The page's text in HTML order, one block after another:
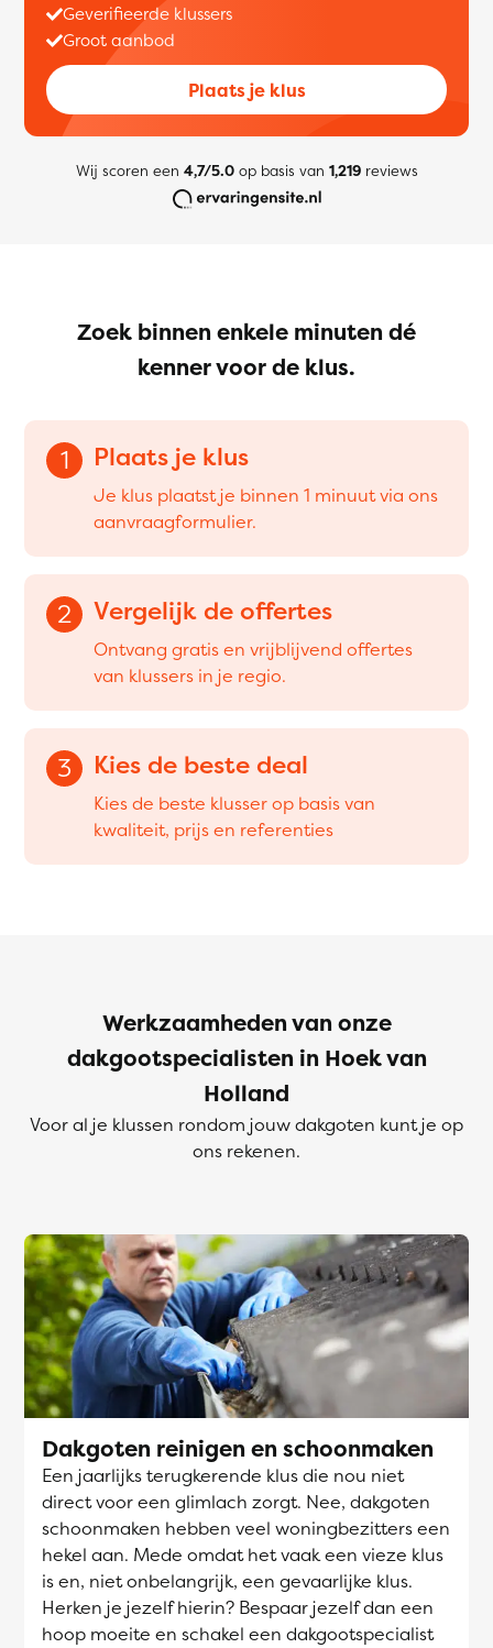
Geverifieerde klussers
Groot aanbod
Plaats je klus
Wij scoren een 4,7/5.0op basis van 1,219reviews
Zoek binnen enkele minuten dé
kenner voor de klus.
1 Plaats je klus
Je klus plaatst je binnen 1 minuut via ons
aanvraagformulier.
2 Vergelijk de offertes
Ontvang gratis en vrijblijvend offertes
van klussers in je regio.
3 Kies de beste deal
Kies de beste klusser op basis van
kwaliteit, prijs en referenties
Werkzaamheden van onze
dakgootspecialisten in Hoek van
Holland
Voor al je klussen rondom jouw dakgoten kunt je op
ons rekenen.
Dakgoten reinigen en schoonmaken
Een jaarlijks terugkerende klus die nou niet
direct voor een glimlach zorgt. Nee, dakgoten
schoonmaken hebben veel woningbezitters een
hekel aan. Mede omdat het vaak een vieze klus
is en, niet onbelangrijk, een gevaarlijke klus.
Herken je jezelf hierin? Bespaar jezelf dan een
hoop moeite en schakel een dakgootspecialist